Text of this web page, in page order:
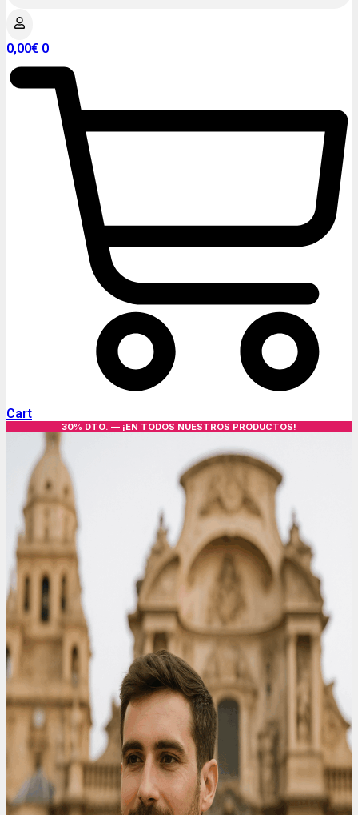
0,00€ 0
Cart
30% DTO. — ¡EN TODOS NUESTROS PRODUCTOS!